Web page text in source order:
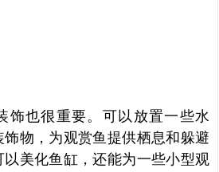
饰也很重要。可以放置一些水
物，为观赏鱼提供栖息和躲避
美化鱼缸，还能为一些小型观